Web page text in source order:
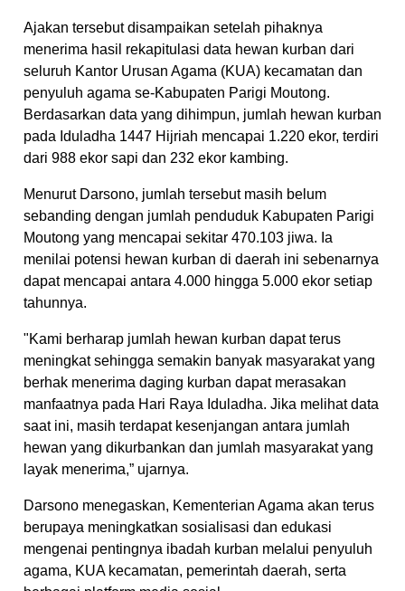
Ajakan tersebut disampaikan setelah pihaknya
menerima hasil rekapitulasi data hewan kurban dari
seluruh Kantor Urusan Agama (KUA) kecamatan dan
penyuluh agama se-Kabupaten Parigi Moutong.
Berdasarkan data yang dihimpun, jumlah hewan kurban
pada Iduladha 1447 Hijriah mencapai 1.220 ekor, terdiri
dari 988 ekor sapi dan 232 ekor kambing.
Menurut Darsono, jumlah tersebut masih belum
sebanding dengan jumlah penduduk Kabupaten Parigi
Moutong yang mencapai sekitar 470.103 jiwa. Ia
menilai potensi hewan kurban di daerah ini sebenarnya
dapat mencapai antara 4.000 hingga 5.000 ekor setiap
tahunnya.
"Kami berharap jumlah hewan kurban dapat terus
meningkat sehingga semakin banyak masyarakat yang
berhak menerima daging kurban dapat merasakan
manfaatnya pada Hari Raya Iduladha. Jika melihat data
saat ini, masih terdapat kesenjangan antara jumlah
hewan yang dikurbankan dan jumlah masyarakat yang
layak menerima,” ujarnya.
Darsono menegaskan, Kementerian Agama akan terus
berupaya meningkatkan sosialisasi dan edukasi
mengenai pentingnya ibadah kurban melalui penyuluh
agama, KUA kecamatan, pemerintah daerah, serta